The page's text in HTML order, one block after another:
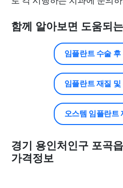
함께 알아보면 도움되
임플란트 수술 후
임플란트 재질 및
오스템 임플란트
경기 용인처인구 포곡
가격정보